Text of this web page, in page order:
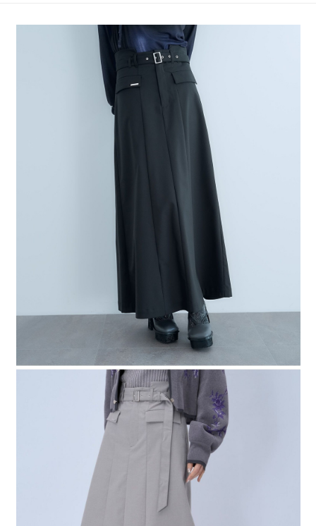
1.分期款項不併入電信帳單，「大哥付你分期」於每月結算日後寄送繳費提
2.透過簡訊連結打開帳單後，可選擇「超商條碼／台灣大直營門市／銀行轉
帳／街口支付／iPASS MONEY」等通路繳費。
1.本服務係由「台灣大哥大股份有限公司」（以下簡稱本公司）所提供，讓
用戶於交易時，得透過本服務購買商品或服務，並由商店將買賣／分期付款
買賣價金債權讓與本公司後，依約使用本公司帳單繳交帳款。
2.基於同意付款使用「大哥付你分期」之契約關係目的，商店將以您的個人
資料（包含姓名、電話或地址）提供予台灣大哥大進項蒐集、處理及利用，
由本公司與您本人進行分期帳單所需資料之確認、核對及更正。
https://oppay.tw/userRule
３．安心：先確認商品／服務後，再付款。
【「AFTEE先享後付」結帳流程】
１．於結帳方式選擇「AFTEE先享後付」後，將跳轉至「AFTEE先享後付」
結帳頁面，進行簡訊認證並確認金額後，即可完成結帳。
２．訂單成立數日內，您將收到繳費通知簡訊。
３．收到繳費通知簡訊後14天內，點擊此簡訊中的連結，可透過四大超商／
ATM／網路銀行／等多元方式進行付款，方視為交易完成。
※ 請注意：結帳手續完成當下不需立刻繳費，但若您需要取消訂單，請聯絡
購買商品的店家。未經商家同意取消之訂單仍視為有效，需透過AFTEE先享
※ 交易是否成功請以「AFTEE先享後付 」之結帳頁面顯示為準，若有關於
是否繳費成功／繳費後需取消欲退款等相關疑問，請聯繫「AFTEE先享後付
https://netprotections.freshdesk.com/support/home
１．透過由恩沛科技股份有限公司提供之「AFTEE先享後付」服務完成之交
易，需依本服務之必要範圍內提供個人資料，並將交易相關給付款項請求債
權轉讓予恩沛科技股份有限公司。
２．關於個人資料處理事宜，請瀏覽以下網址：
https://aftee.tw/terms/#terms3
３．未成年的使用者請事先徵得法定代理人或監護人之同意方可使用
「AFTEE先享後付」，若未經同意申辦者引起之損失，本公司不負相關責
４．使用「AFTEE先享後付」時，將依據個別帳號之用戶狀況，依本公司即
時審查核予不同之上限額度；若仍有額度不足之情形，本公司將視審查結果
５．嚴禁一人註冊多個帳號或使用他人資訊註冊。若發現惡意使用之情形，
恩沛科技股份有限公司將有權停止該用戶之使用額度並採取法律行動。
每筆NT$80，滿NT$1,500(含以上)免運費
每筆NT$80，滿NT$1,500(含以上)免運費
每筆NT$80，滿NT$1,500(含以上)免運費
每筆NT$80，滿NT$1,500(含以上)免運費